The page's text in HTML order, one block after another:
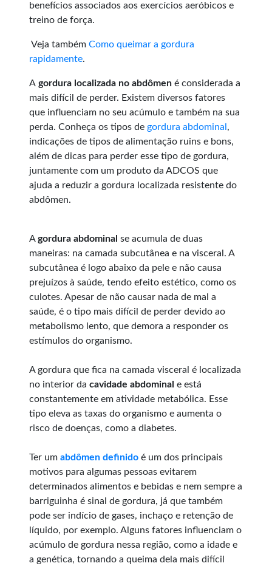
benefícios associados aos exercícios aeróbicos e
treino de força.
Veja também Como queimar a gordura
rapidamente.
A gordura localizada no abdômen é considerada a
mais difícil de perder. Existem diversos fatores
que influenciam no seu acúmulo e também na sua
perda. Conheça os tipos de gordura abdominal ,
indicações de tipos de alimentação ruins e bons,
além de dicas para perder esse tipo de gordura,
juntamente com um produto da ADCOS que
ajuda a reduzir a gordura localizada resistente do
abdômen.
Agordura abdominal se acumula de duas
maneiras: na camada subcutânea e na visceral. A
subcutânea é logo abaixo da pele e não causa
prejuízos à saúde, tendo efeito estético, como os
culotes. Apesar de não causar nada de mal a
saúde, é o tipo mais difícil de perder devido ao
metabolismo lento, que demora a responder os
estímulos do organismo.
A gordura que fica na camada visceral é localizada
no interior da cavidade abdominal e está
constantemente em atividade metabólica. Esse
tipo eleva as taxas do organismo e aumenta o
risco de doenças, como a diabetes.
Ter um abdômen definido é um dos principais
motivos para algumas pessoas evitarem
determinados alimentos e bebidas e nem sempre a
barriguinha é sinal de gordura, já que também
pode ser indício de gases, inchaço e retenção de
líquido, por exemplo. Alguns fatores influenciam o
acúmulo de gordura nessa região, como a idade e
a genética, tornando a queima dela mais difícil